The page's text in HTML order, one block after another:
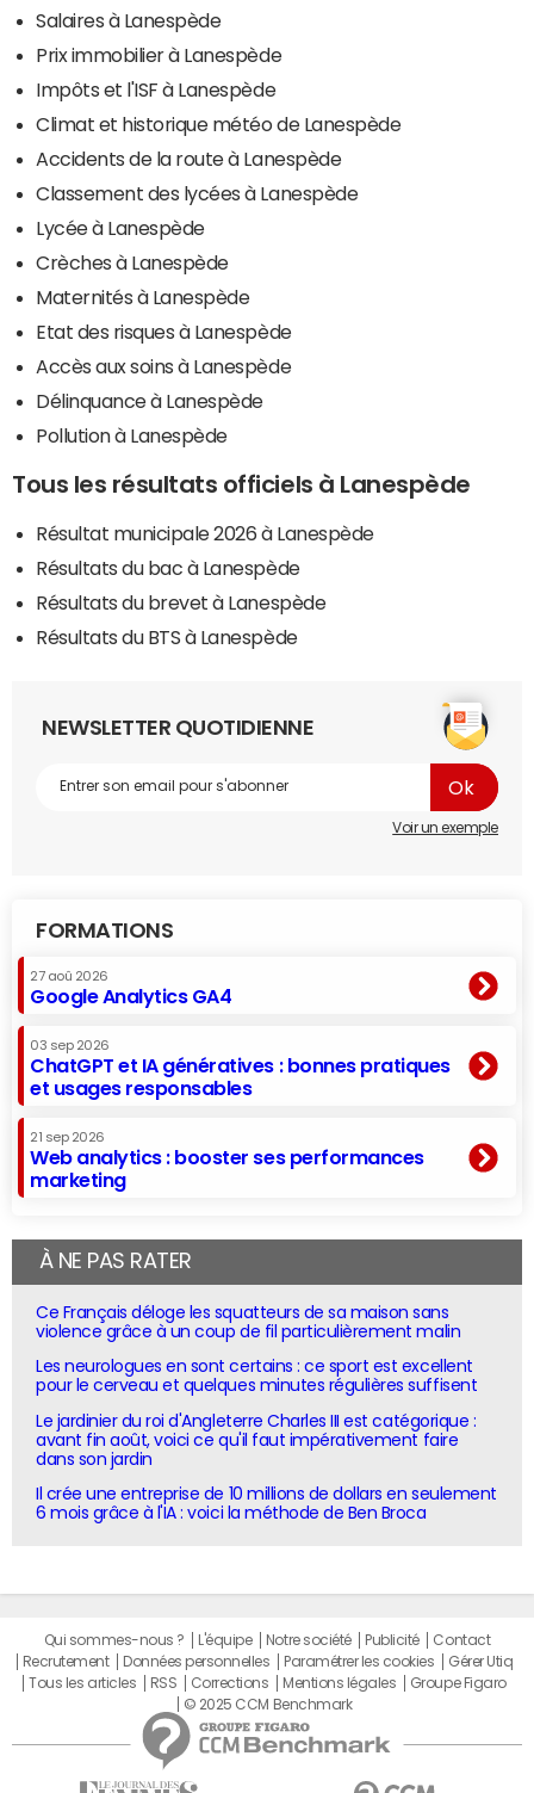
Salaires à Lanespède
Prix immobilier à Lanespède
Impôts et l'ISF à Lanespède
Climat et historique météo de Lanespède
Accidents de la route à Lanespède
Classement des lycées à Lanespède
Lycée à Lanespède
Crèches à Lanespède
Maternités à Lanespède
Etat des risques à Lanespède
Accès aux soins à Lanespède
Délinquance à Lanespède
Pollution à Lanespède
Tous les résultats officiels à Lanespède
Résultat municipale 2026 à Lanespède
Résultats du bac à Lanespède
Résultats du brevet à Lanespède
Résultats du BTS à Lanespède
NEWSLETTER QUOTIDIENNE
Voir un exemple
FORMATIONS
27 aoû 2026
Google Analytics GA4
03 sep 2026
ChatGPT et IA génératives : bonnes pratiques
et usages responsables
21 sep 2026
Web analytics : booster ses performances
marketing
À NE PAS RATER
Ce Français déloge les squatteurs de sa maison sans
violence grâce à un coup de fil particulièrement malin
Les neurologues en sont certains : ce sport est excellent
pour le cerveau et quelques minutes régulières suffisent
Le jardinier du roi d'Angleterre Charles III est catégorique :
avant fin août, voici ce qu'il faut impérativement faire
dans son jardin
Il crée une entreprise de 10 millions de dollars en seulement
6 mois grâce à l'IA : voici la méthode de Ben Broca
Qui sommes-nous ? L'équipe Notre société Publicité
Contact
Recrutement
Données personnelles Paramétrer les cookies
Gérer Utiq
Tous les articles
RSS Corrections Mentions légales
Groupe Figaro
© 2025 CCM Benchmark